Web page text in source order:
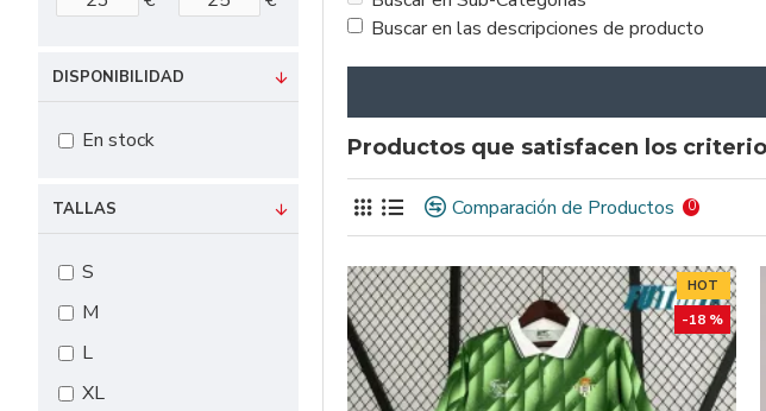
TALLAS
S
M
L
XL
DISPONIBILIDAD
En stock
Buscar en las descripciones de producto
Productos que satisfacen los
Comparación de Productos 0
HOT
-18 %